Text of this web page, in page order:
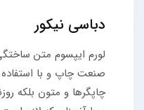
دباسی نیکور
لورم ایپسوم متن
صنعت چاپ و با
چاپگرها و متون بلکه